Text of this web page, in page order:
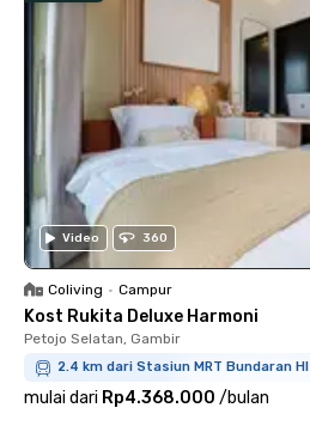
Video 360
Coliving • Campur
Kost Rukita Deluxe Harmoni
Petojo Selatan, Gambir
2.4 km dari Stasiun MRT Bundaran HI
mulai dari Rp4.368.000 /bulan